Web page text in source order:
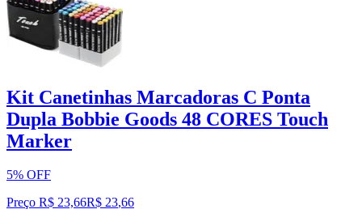
Kit Canetinhas Marcadoras C Ponta
Dupla Bobbie Goods 48 CORES Touch
Marker
5% OFF
Preço R$ 23,66R$ 23,66